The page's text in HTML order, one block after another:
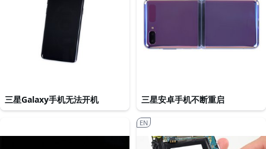
三星Galaxy手机无法开机 三星安卓手机不断重启
EN